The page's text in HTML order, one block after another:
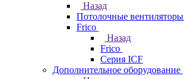
Назад
Потолочные вентиляторы
Frico
Назад
Frico
Серия ICF
Дополнительное оборудование